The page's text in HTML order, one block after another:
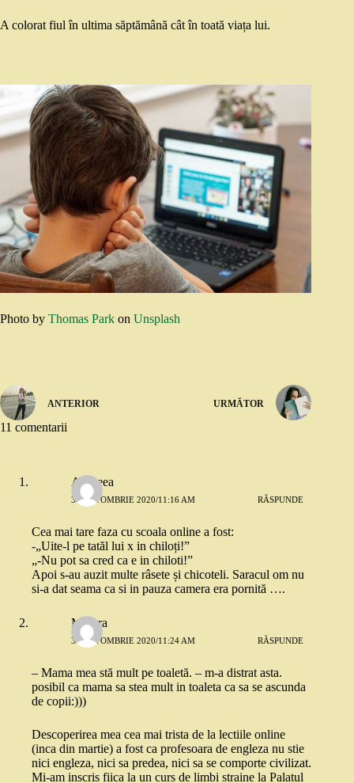
A colorat fiul în ultima săptămână cât în toată viața lui.
Photo by Thomas Park on Unsplash
ANTERIOR URMĂTOR
11 comentarii
Andreea
30 OCTOMBRIE 2020/11:16 AM RĂSPUNDE
Cea mai tare faza cu scoala online a fost:
-„Uite-l pe tatăl lui x in chiloți!”
„-Nu pot sa cred ca e in chiloti!”
Apoi s-au auzit multe râsete și chicoteli. Saracul om nu
si-a dat seama ca si in pauza camera era pornită ….
Morera
30 OCTOMBRIE 2020/11:24 AM RĂSPUNDE
– Mama mea stă mult pe toaletă. – m-a distrat asta.
posibil ca mama sa stea mult in toaleta ca sa se ascunda
de copii:)))
Descoperirea mea cea mai trista de la lectiile online
(inca din martie) a fost ca profesoara de engleza nu stie
nici engleza, nici sa predea, nici sa se comporte civilizat.
Mi-am inscris fiica la un curs de limbi straine la Palatul